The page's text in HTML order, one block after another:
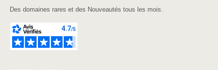
Des domaines rares et des Nouveautés tous les mois.